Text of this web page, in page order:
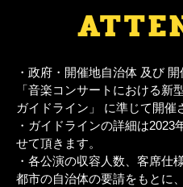
・政府・開催地自治体 及び
「音楽コンサートにおける新
ガイドライン」 に準じて開催
・ガイドラインの詳細は2023
せて頂きます。
・各公演の収容人数、客席仕
都市の自治体の要請をもとに